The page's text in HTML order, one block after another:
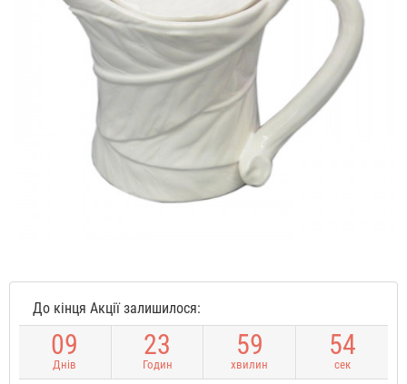
До кінця Акції залишилося:
09
Днів
23
Годин
59
хвилин
54
сек